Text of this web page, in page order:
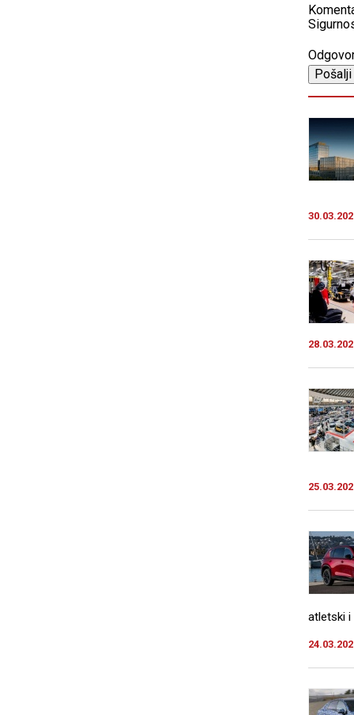
atletski i